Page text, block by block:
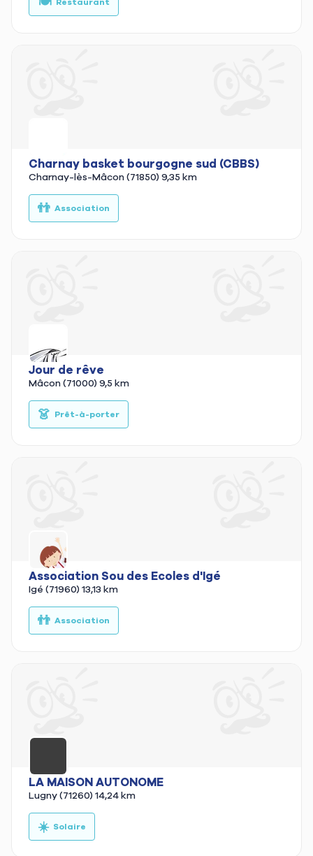
Restaurant
Charnay basket bourgogne sud (CBBS)
Charnay-lès-Mâcon (71850) 9,35 km
👬 Association
Jour de rêve
Mâcon (71000) 9,5 km
👗 Prêt-à-porter
Association Sou des Ecoles d'Igé
Igé (71960) 13,13 km
👬 Association
LA MAISON AUTONOME
Lugny (71260) 14,24 km
☀️ Solaire